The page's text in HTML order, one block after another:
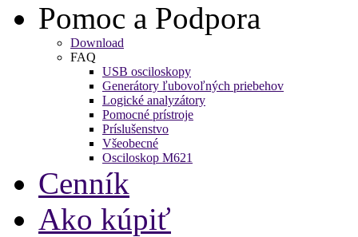
Pomoc a Podpora
Download
FAQ
USB osciloskopy
Generátory ľubovoľných priebehov
Logické analyzátory
Pomocné prístroje
Príslušenstvo
Všeobecné
Osciloskop M621
Cenník
Ako kúpiť